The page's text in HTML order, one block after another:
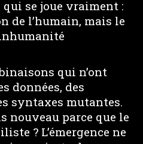
se joue vraiment :
de l’humain, mais le
qui n’ont
données, des
syntaxes mutantes.
nouveau parce que le
? L’émergence ne